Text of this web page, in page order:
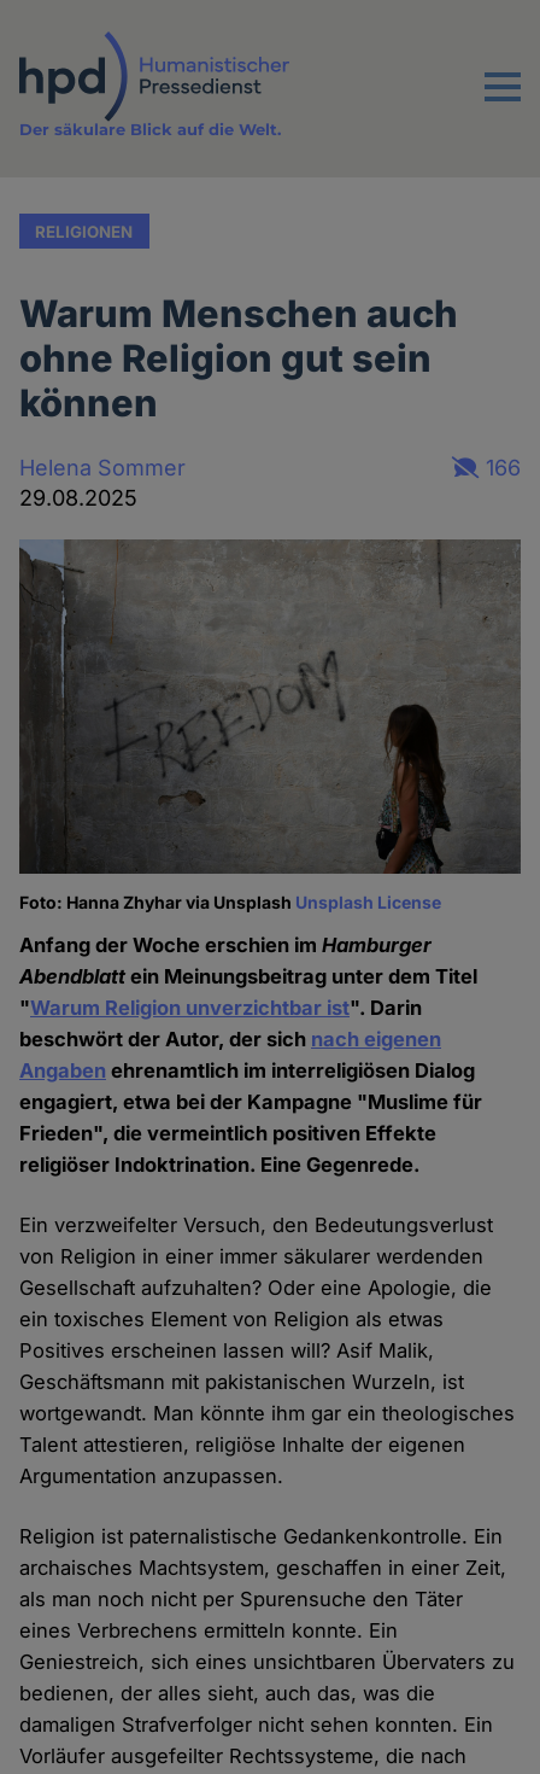
Inhalt
Menu
Der säkulare Blick auf die Welt.
RELIGIONEN
Warum Menschen auch
ohne Religion gut sein
können
Helena Sommer
29.08.2025
166
Foto: Hanna Zhyhar via Unsplash Unsplash License
Anfang der Woche erschien imHamburger
Abendblatt ein Meinungsbeitrag unter dem Titel
"Warum Religion unverzichtbar ist". Darin
beschwört der Autor, der sich nach eigenen
Angaben ehrenamtlich im interreligiösen Dialog
engagiert, etwa bei der Kampagne "Muslime für
Frieden", die vermeintlich positiven Effekte
religiöser Indoktrination. Eine Gegenrede.
Ein verzweifelter Versuch, den Bedeutungsverlust
von Religion in einer immer säkularer werdenden
Gesellschaft aufzuhalten? Oder eine Apologie, die
ein toxisches Element von Religion als etwas
Positives erscheinen lassen will? Asif Malik,
Geschäftsmann mit pakistanischen Wurzeln, ist
wortgewandt. Man könnte ihm gar ein theologisches
Talent attestieren, religiöse Inhalte der eigenen
Argumentation anzupassen.
Religion ist paternalistische Gedankenkontrolle. Ein
archaisches Machtsystem, geschaffen in einer Zeit,
als man noch nicht per Spurensuche den Täter
eines Verbrechens ermitteln konnte. Ein
Geniestreich, sich eines unsichtbaren Übervaters zu
bedienen, der alles sieht, auch das, was die
damaligen Strafverfolger nicht sehen konnten. Ein
Vorläufer ausgefeilter Rechtssysteme, die nach